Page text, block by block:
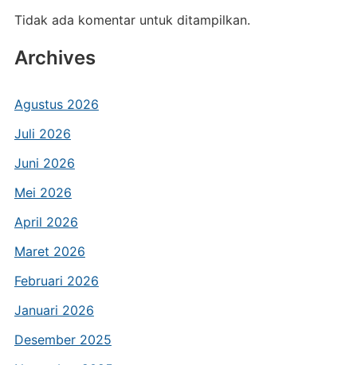
Tidak ada komentar untuk ditampilkan.
Archives
Agustus 2026
Juli 2026
Juni 2026
Mei 2026
April 2026
Maret 2026
Februari 2026
Januari 2026
Desember 2025